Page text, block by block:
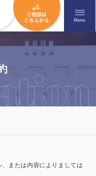
メニュ
Menu
こちら
PM6:00
または内容によりましては